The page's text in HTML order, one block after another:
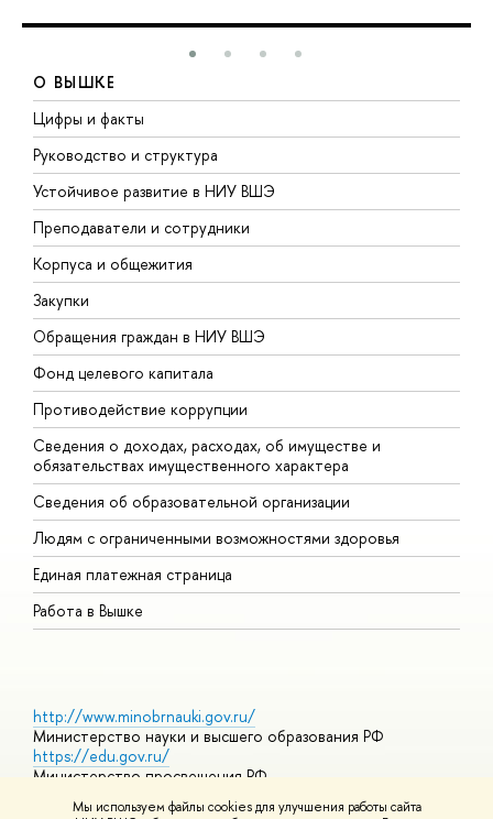
Мы используем файлы cookies для улучшения работы сайта
О ВЫШКЕ
Цифры и факты
Руководство и структура
Устойчивое развитие в НИУ ВШЭ
Преподаватели и сотрудники
Корпуса и общежития
Закупки
Обращения граждан в НИУ ВШЭ
Фонд целевого капитала
Противодействие коррупции
Сведения о доходах, расходах, об имуществе и
обязательствах имущественного характера
Сведения об образовательной организации
Людям с ограниченными возможностями здоровья
Единая платежная страница
Работа в Вышке
http://www.minobrnauki.gov.ru/
Министерство науки и высшего образования РФ
https://edu.gov.ru/
Министерство просвещения РФ
https://elearning.hse.ru/mooc